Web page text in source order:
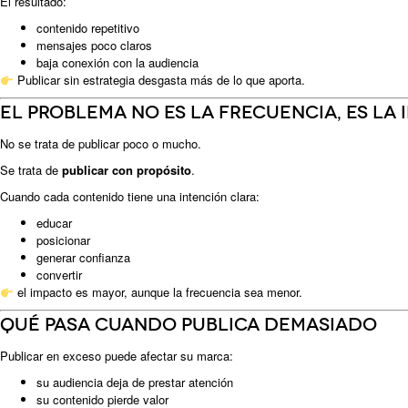
contenido repetitivo
mensajes poco claros
baja conexión con la audiencia
Publicar sin estrategia desgasta más de lo que aporta.
El problema no es la frecuencia, es la
No se trata de publicar poco o mucho.
Se trata de publicar con propósito.
Cuando cada contenido tiene una intención clara:
educar
posicionar
generar confianza
convertir
el impacto es mayor, aunque la frecuencia sea menor.
Qué pasa cuando publica demasiado
Publicar en exceso puede afectar su marca:
su audiencia deja de prestar atención
su contenido pierde valor